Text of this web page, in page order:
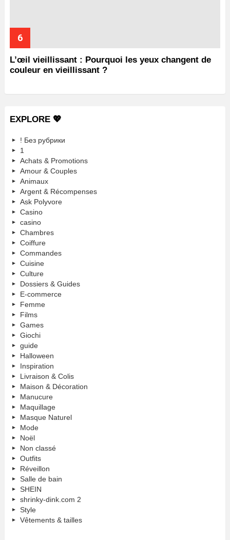
L’œil vieillissant : Pourquoi les yeux changent de
couleur en vieillissant ?
EXPLORE 💖
! Без рубрики
1
Achats & Promotions
Amour & Couples
Animaux
Argent & Récompenses
Ask Polyvore
Casino
casino
Chambres
Coiffure
Commandes
Cuisine
Culture
Dossiers & Guides
E-commerce
Femme
Films
Games
Giochi
guide
Halloween
Inspiration
Livraison & Colis
Maison & Décoration
Manucure
Maquillage
Masque Naturel
Mode
Noël
Non classé
Outfits
Réveillon
Salle de bain
SHEIN
shrinky-dink.com 2
Style
Vêtements & tailles